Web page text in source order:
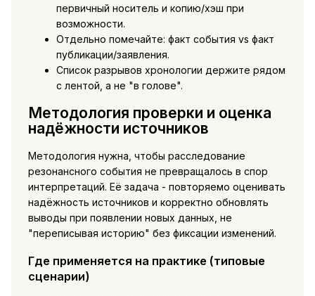
первичный носитель и копию/хэш при
возможности.
Отдельно помечайте: факт события vs факт
публикации/заявления.
Список разрывов хронологии держите рядом
с лентой, а не "в голове".
Методология проверки и оценка
надёжности источников
Методология нужна, чтобы расследование
резонансного события не превращалось в спор
интерпретаций. Её задача - повторяемо оценивать
надёжность источников и корректно обновлять
выводы при появлении новых данных, не
"переписывая историю" без фиксации изменений.
Где применяется на практике (типовые
сценарии)